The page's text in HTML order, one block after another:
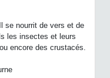
se nourrit de vers et de
les insectes et leurs
encore des crustacés.